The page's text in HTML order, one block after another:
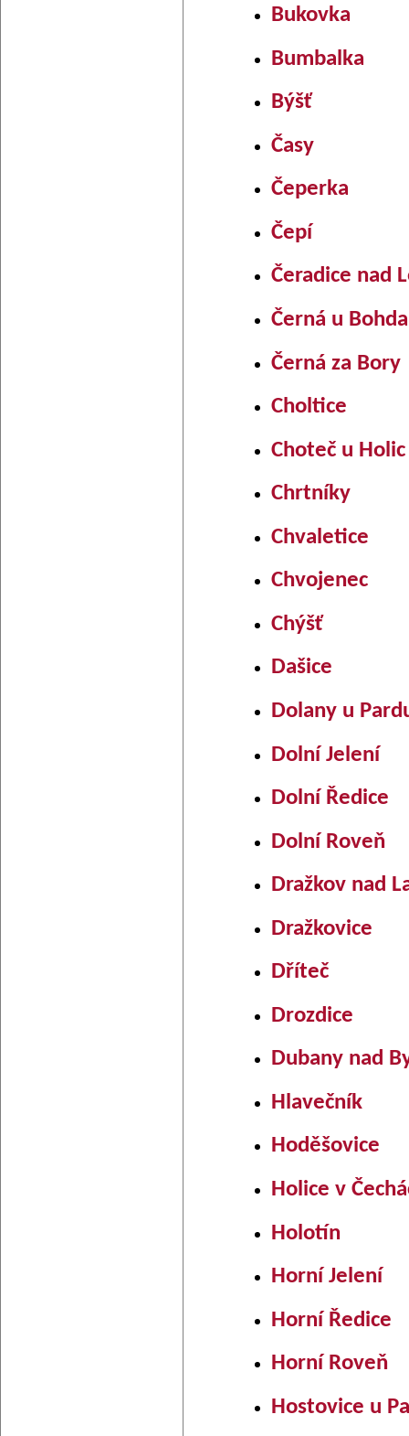
Bukovka
Bumbalka
Býšť
Časy
Čeperka
Čepí
Čeradice nad
Černá u
Černá za Bory
Choltice
Choteč u Holic
Chrtníky
Chvaletice
Chvojenec
Chýšť
Dašice
Dolany u
Dolní Jelení
Dolní Ředice
Dolní Roveň
Dražkov nad
Dražkovice
Dříteč
Drozdice
Dubany nad
Hlavečník
Hoděšovice
Holice v
Holotín
Horní Jelení
Horní Ředice
Horní Roveň
Hostovice u